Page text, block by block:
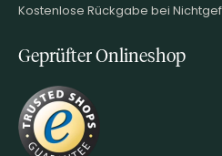
Kostenlose Rückgabe bei
Geprüfter Onlineshop